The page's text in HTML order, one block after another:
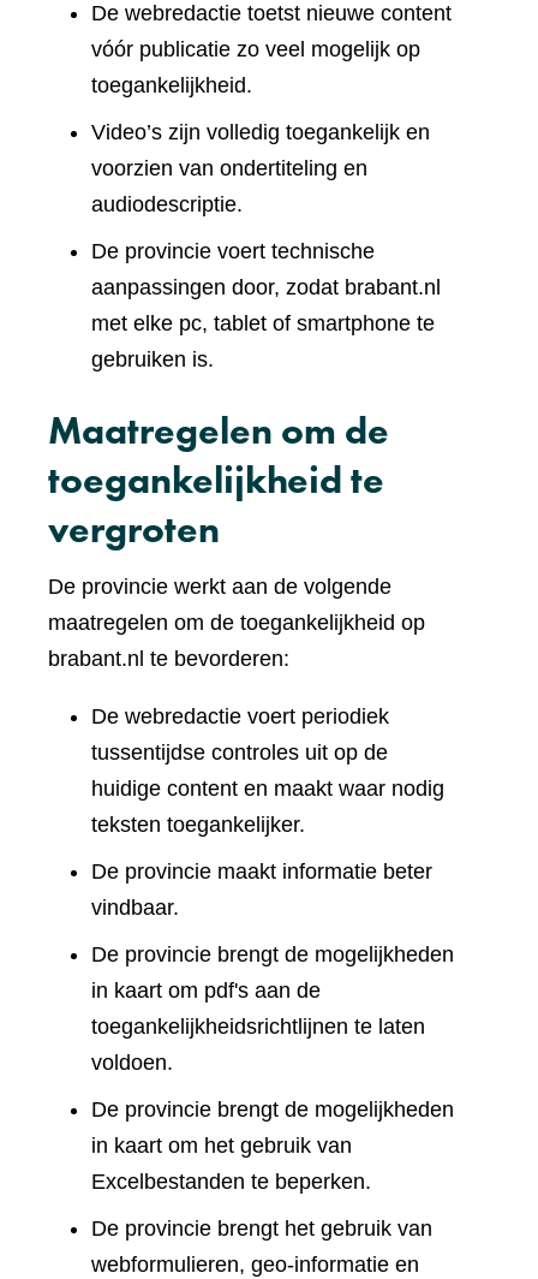
De webredactie toetst nieuwe content
vóór publicatie zo veel mogelijk op
toegankelijkheid.
Video’s zijn volledig toegankelijk en
voorzien van ondertiteling en
audiodescriptie.
De provincie voert technische
aanpassingen door, zodat brabant.nl
met elke pc, tablet of smartphone te
gebruiken is.
Maatregelen om de
toegankelijkheid te
vergroten
De provincie werkt aan de volgende
maatregelen om de toegankelijkheid op
brabant.nl te bevorderen:
De webredactie voert periodiek
tussentijdse controles uit op de
huidige content en maakt waar nodig
teksten toegankelijker.
De provincie maakt informatie beter
vindbaar.
De provincie brengt de mogelijkheden
in kaart om pdf's aan de
toegankelijkheidsrichtlijnen te laten
voldoen.
De provincie brengt de mogelijkheden
in kaart om het gebruik van
Excelbestanden te beperken.
De provincie brengt het gebruik van
webformulieren, geo-informatie en